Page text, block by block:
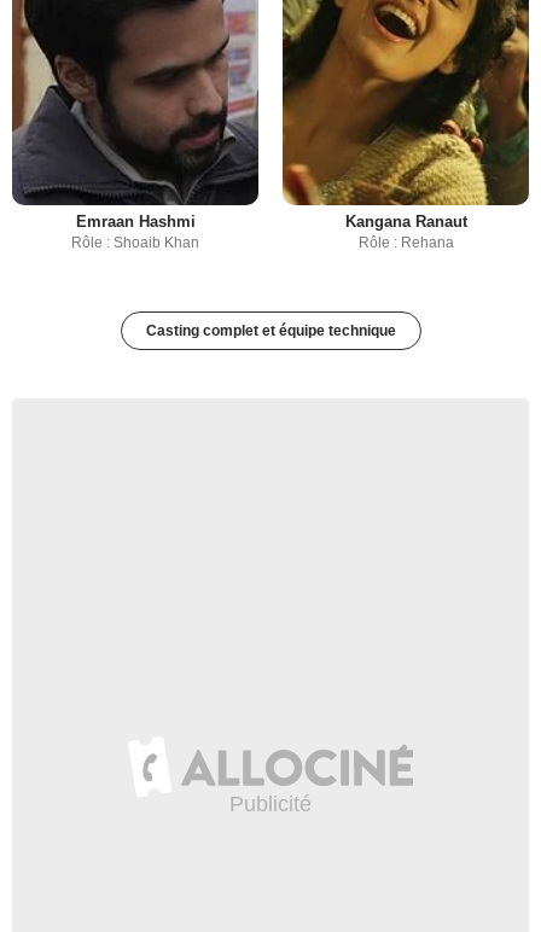
Emraan Hashmi
Rôle : Shoaib Khan
Kangana Ranaut
Rôle : Rehana
Casting complet et équipe technique